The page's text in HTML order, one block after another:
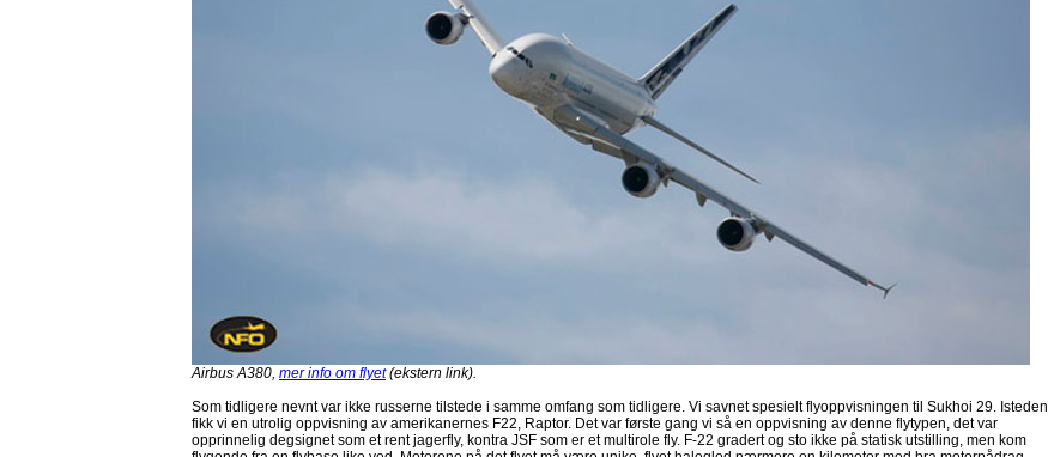
Airbus A380, mer info om flyet(ekstern link).
Som tidligere nevnt var ikke russerne tilstede i samme omfang som tidligere. Vi savnet spesielt flyoppvisningen til Sukhoi 29. Isteden
fikk vi en utrolig oppvisning av amerikanernes F22, Raptor. Det var første gang vi så en oppvisning av denne flytypen, det var
opprinnelig degsignet som et rent jagerfly, kontra JSF som er et multirole fly. F-22 gradert og sto ikke på statisk utstilling, men kom